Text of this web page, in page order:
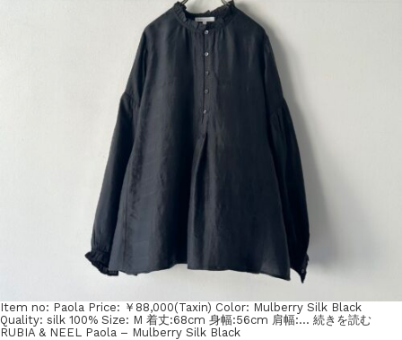
Item no: Paola Price: ￥88,000(Taxin) Color: Mulberry Silk Black
Quality: silk 100% Size: M 着丈:68cm 身幅:56cm 肩幅:… 続きを読む
RUBIA & NEEL Paola – Mulberry Silk Black